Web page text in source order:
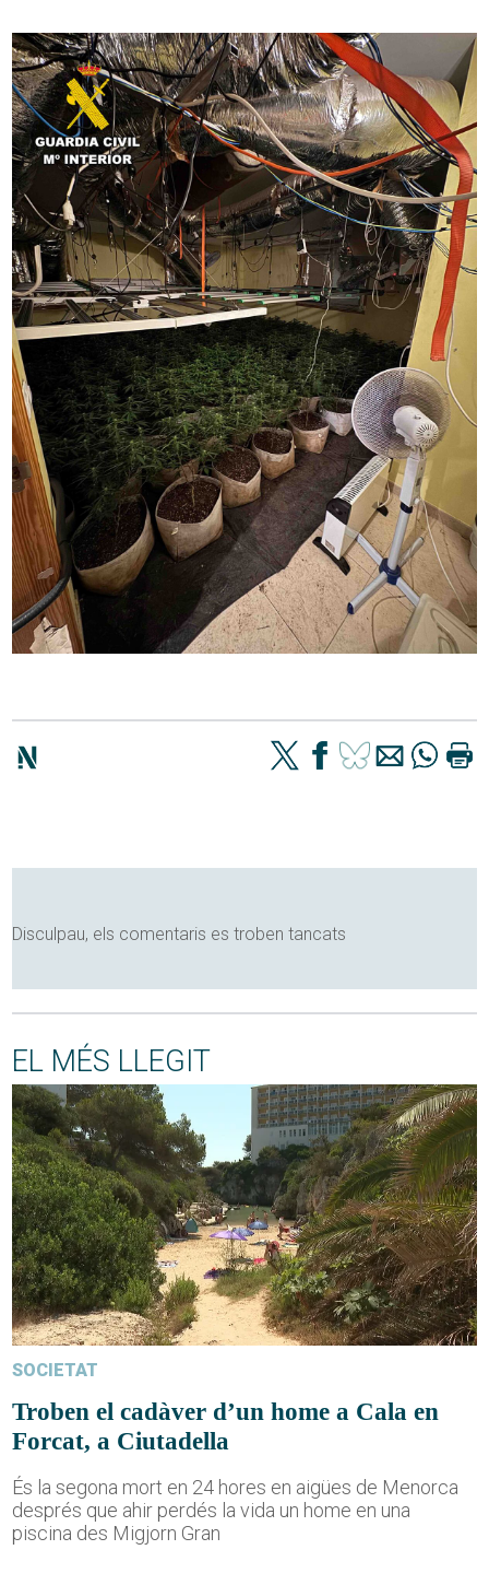
Disculpau, els comentaris es troben tancats
EL MÉS LLEGIT
SOCIETAT
Troben el cadàver d’un home a Cala en
Forcat, a Ciutadella
És la segona mort en 24 hores en aigües de Menorca
després que ahir perdés la vida un home en una
piscina des Migjorn Gran